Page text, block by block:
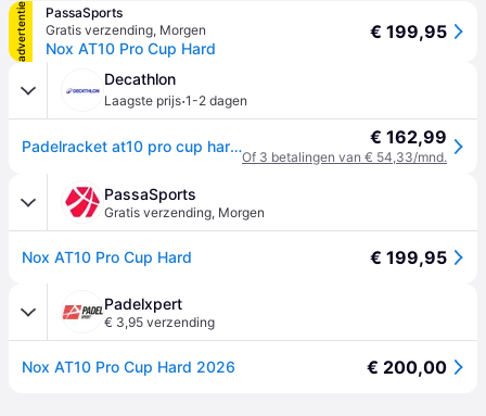
advertentie
PassaSports
Gratis verzending, Morgen
Nox AT10 Pro Cup Hard
€ 199,95
Decathlon
Laagste prijs·1-2 dagen
Padelracket at10 pro cup hard 26 by agustín tapia € 162,99
Of 3 betalingen van € 54,33/mnd.
PassaSports
Gratis verzending, Morgen
Nox AT10 Pro Cup Hard € 199,95
Padelxpert
€ 3,95 verzending
Nox AT10 Pro Cup Hard 2026 € 200,00